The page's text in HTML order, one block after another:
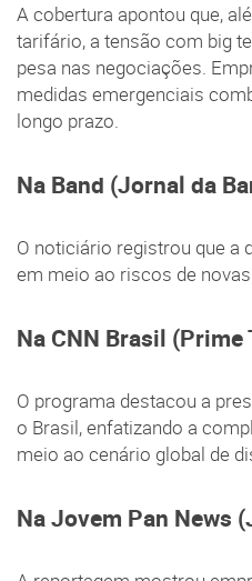
A cobertura apontou que,
tarifário, a tensão com big
pesa nas negociações.
medidas emergenciais
longo prazo.
Na Band (Jornal da
O noticiário registrou que a
em meio ao riscos de
Na CNN Brasil (Prime
O programa destacou a
o Brasil, enfatizando a
meio ao cenário global de
Na Jovem Pan News